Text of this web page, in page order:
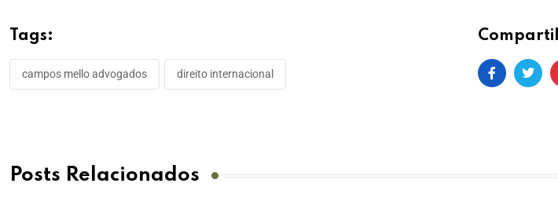
Tags:
campos mello advogados direito internacional
Posts Relacionados